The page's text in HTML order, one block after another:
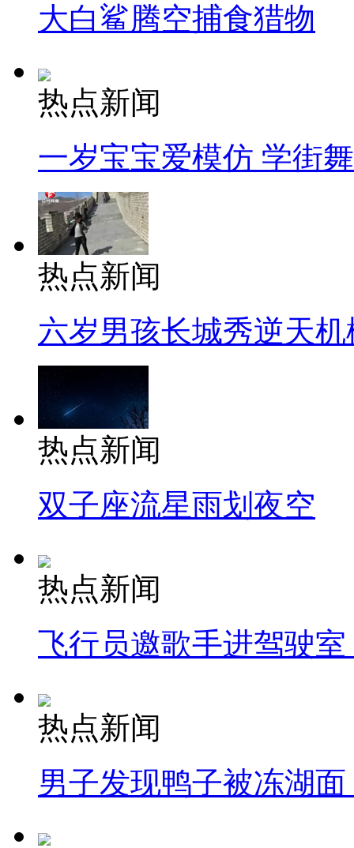
大白鲨腾空捕食猎物
热点新闻
一岁宝宝爱模仿 学街
热点新闻
六岁男孩长城秀逆天机
热点新闻
双子座流星雨划夜空
热点新闻
飞行员邀歌手进驾驶
热点新闻
男子发现鸭子被冻湖